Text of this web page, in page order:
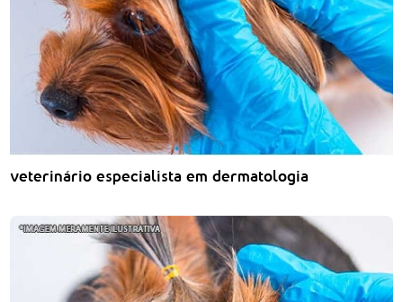
veterinário especialista em dermatologia